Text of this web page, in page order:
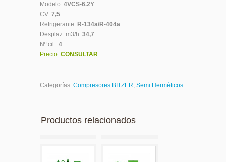
Modelo: 4VCS-6.2Y
CV: 7,5
Refrigerante: R-134a/R-404a
Desplaz. m3/h: 34,7
Nº cil.: 4
Precio: CONSULTAR
Categorías: Compresores BITZER, Semi Herméticos
Productos relacionados